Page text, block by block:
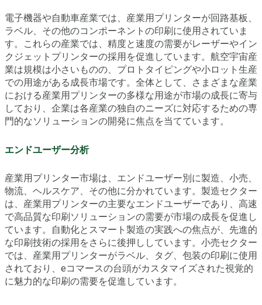
電子機器や自動車産業では、産業用プリンターが回路基板、
ラベル、その他のコンポーネントの印刷に使用されていま
す。これらの産業では、精度と速度の需要がレーザーやイン
クジェットプリンターの採用を促進しています。航空宇宙産
業は規模は小さいものの、プロトタイピングや小ロット生産
での用途がある成長市場です。全体として、さまざまな産業
における産業用プリンターの多様な用途が市場の成長に寄与
しており、企業は各産業の独自のニーズに対応するための専
門的なソリューションの開発に焦点を当てています。
エンドユーザー分析
産業用プリンター市場は、エンドユーザー別に製造、小売、
物流、ヘルスケア、その他に分かれています。製造セクター
は、産業用プリンターの主要なエンドユーザーであり、高速
で高品質な印刷ソリューションの需要が市場の成長を促進し
ています。自動化とスマート製造の実践への焦点が、先進的
な印刷技術の採用をさらに後押ししています。小売セクター
では、産業用プリンターがラベル、タグ、包装の印刷に使用
されており、eコマースの台頭がカスタマイズされた視覚的
に魅力的な印刷の需要を促進しています。